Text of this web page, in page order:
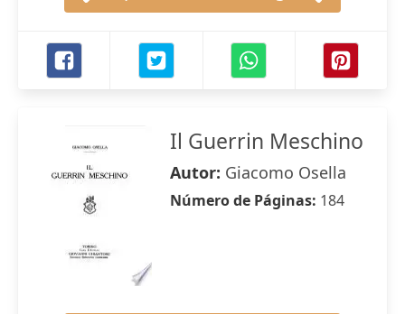
Il Guerrin Meschino
Autor: Giacomo Osella
Número de Páginas: 184